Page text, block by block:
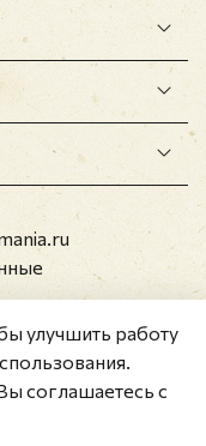
улучшить работу
соглашаетесь с